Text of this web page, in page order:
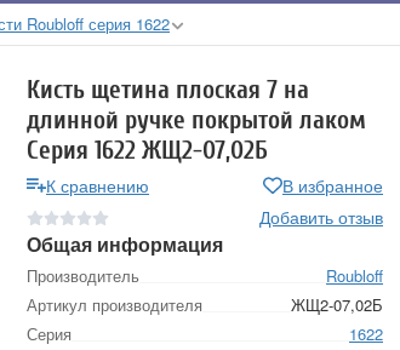
Roubloff серия 1622
Кисть щетина плоская 7 на
длинной ручке покрытой лаком
Серия 1622 ЖЩ2-07,02Б
К сравнению
В избранное
Добавить отзыв
Общая информация
Производитель
Roubloff
Артикул производителя
ЖЩ2-07,02Б
Серия
1622